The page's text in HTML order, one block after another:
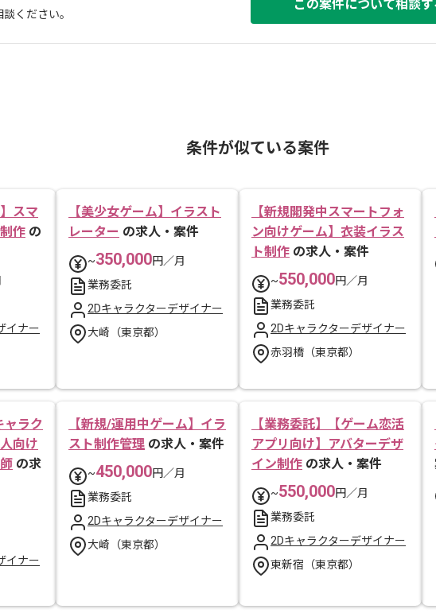
ください。
この案件について相談す
条件が似ている案件
スマ
作 の
イナー
【美少女ゲーム】イラスト
レーター の求人・案件
~350,000円／月
業務委託
2Dキャラクターデザイナー
大崎（東京都）
【新規開発中スマートフォ
ン向けゲーム】衣装イラス
ト制作 の求人・案件
~550,000円／月
業務委託
2Dキャラクターデザイナー
赤羽橋（東京都）
ャラク
向け
の求
イナー
【新規/運用中ゲーム】イラ
スト制作管理 の求人・案件
~450,000円／月
業務委託
2Dキャラクターデザイナー
大崎（東京都）
【業務委託】【ゲーム恋活
アプリ向け】アバターデザ
イン制作 の求人・案件
~550,000円／月
業務委託
2Dキャラクターデザイナー
東新宿（東京都）